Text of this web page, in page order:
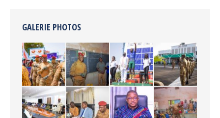
GALERIE PHOTOS